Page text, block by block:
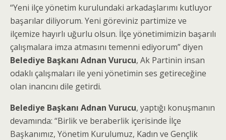
“Yeni ilçe yönetim kurulundaki arkadaşlarımı kutluyor
başarılar diliyorum. Yeni göreviniz partimize ve
ilçemize hayırlı uğurlu olsun. İlçe yönetimimizin başarılı
çalışmalara imza atmasını temenni ediyorum” diyen
Belediye Başkanı Adnan Vurucu, Ak Partinin insan
odaklı çalışmaları ile yeni yönetimin ses getireceğine
olan inancını dile getirdi.
Belediye Başkanı Adnan Vurucu, yaptığı konuşmanın
devamında: “Birlik ve beraberlik içerisinde İlçe
Başkanımız, Yönetim Kurulumuz, Kadın ve Gençlik